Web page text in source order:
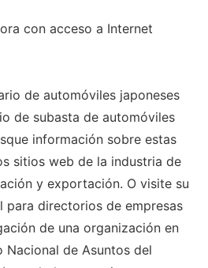
con acceso a Internet
de automóviles japoneses
de subasta de automóviles
información sobre estas
sitios web de la industria de
y exportación. O visite su
directorios de empresas
de una organización en
de Asuntos del